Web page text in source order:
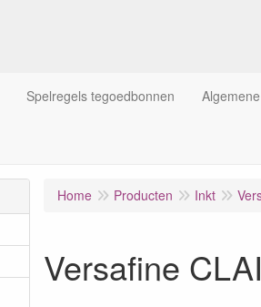
Spelregels tegoedbonnen
Home Producten Inkt
Versafine